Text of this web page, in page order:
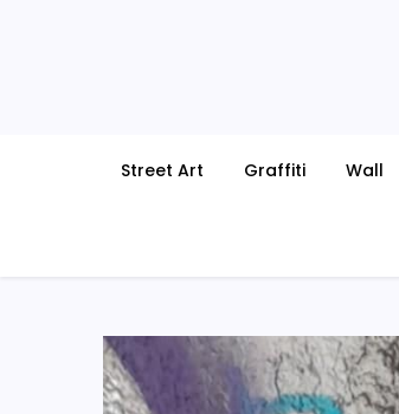
Street Art Graffiti Wall